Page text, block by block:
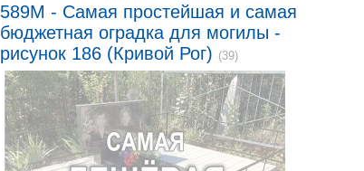
589M - Самая простейшая и самая
бюджетная оградка для могилы -
рисунок 186 (Кривой Рог) (39)